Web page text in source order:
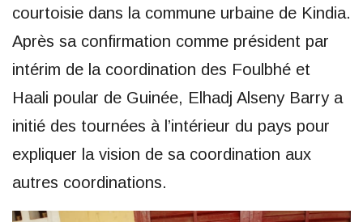
courtoisie dans la commune urbaine de Kindia.
Après sa confirmation comme président par
intérim de la coordination des Foulbhé et
Haali poular de Guinée, Elhadj Alseny Barry a
initié des tournées à l’intérieur du pays pour
expliquer la vision de sa coordination aux
autres coordinations.